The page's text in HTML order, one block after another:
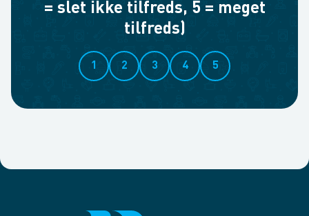
= slet ikke tilfreds, 5 = meget
tilfreds)
1 2 3 4 5